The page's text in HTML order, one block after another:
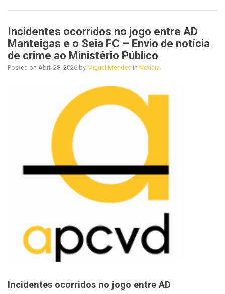
Incidentes ocorridos no jogo entre AD
Manteigas e o Seia FC – Envio de notícia
de crime ao Ministério Público
Posted on Abril 28, 2026 by Miguel Mendes in Notícia
Incidentes ocorridos no jogo entre AD